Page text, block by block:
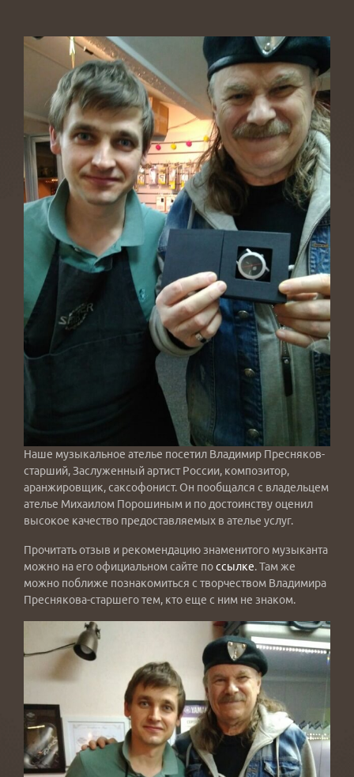
Наше музыкальное ателье посетил Владимир Пресняков-
старший, Заслуженный артист России, композитор,
аранжировщик, саксофонист. Он пообщался с владельцем
ателье Михаилом Порошиным и по достоинству оценил
высокое качество предоставляемых в ателье услуг.
Прочитать отзыв и рекомендацию знаменитого музыканта
можно на его официальном сайте поссылке. Там же
можно поближе познакомиться с творчеством Владимира
Преснякова-старшего тем, кто еще с ним не знаком.